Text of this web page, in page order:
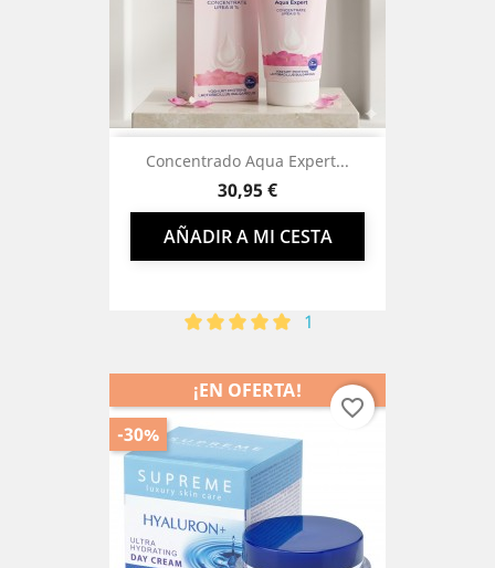
Concentrado Aqua Expert...
Precio
30,95 €
AÑADIR A MI CESTA
1
¡EN OFERTA!
-30%
favorite_border